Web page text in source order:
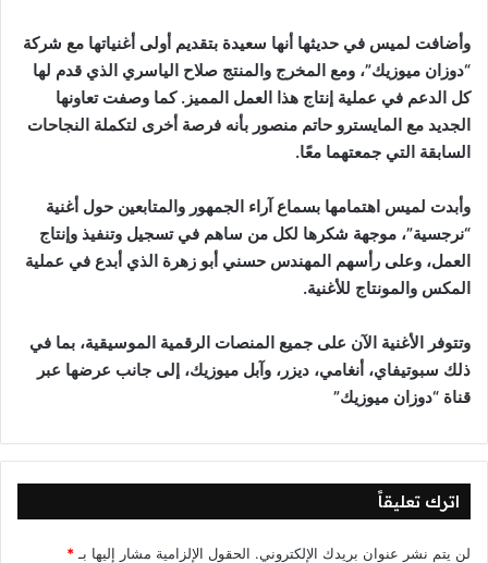
وأضافت لميس في حديثها أنها سعيدة بتقديم أولى أغنياتها مع شركة
“دوزان ميوزيك”، ومع المخرج والمنتج صلاح الياسري الذي قدم لها
كل الدعم في عملية إنتاج هذا العمل المميز. كما وصفت تعاونها
الجديد مع المايسترو حاتم منصور بأنه فرصة أخرى لتكملة النجاحات
السابقة التي جمعتهما معًا.
وأبدت لميس اهتمامها بسماع آراء الجمهور والمتابعين حول أغنية
“نرجسية”، موجهة شكرها لكل من ساهم في تسجيل وتنفيذ وإنتاج
العمل، وعلى رأسهم المهندس حسني أبو زهرة الذي أبدع في عملية
المكس والمونتاج للأغنية.
وتتوفر الأغنية الآن على جميع المنصات الرقمية الموسيقية، بما في
ذلك سبوتيفاي، أنغامي، ديزر، وآبل ميوزيك، إلى جانب عرضها عبر
قناة “دوزان ميوزيك”
اترك تعليقاً
لن يتم نشر عنوان بريدك الإلكتروني. الحقول الإلزامية مشار إليها بـ *